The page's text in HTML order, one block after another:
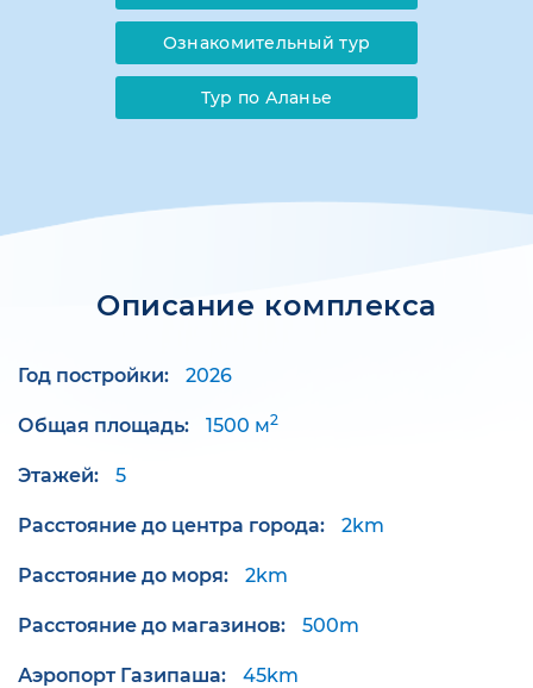
Ознакомительный тур
Тур по Аланье
Описание комплекса
Год постройки: 2026
Общая площадь: 1500 м2
Этажей: 5
Расстояние до центра города: 2km
Расстояние до моря: 2km
Расстояние до магазинов: 500m
Аэропорт Газипаша: 45km